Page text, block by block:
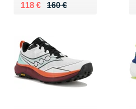
160 €
Au lieu de 160 €
118 €
Vendu 118 €